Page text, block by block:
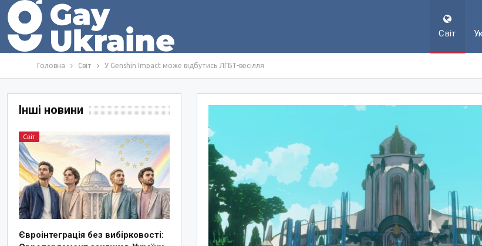
Світ
Головна Світ У Genshin Impact може відбутись ЛГБТ-весілля
Інші новини
Світ
Євроінтеграція без вибірковості: